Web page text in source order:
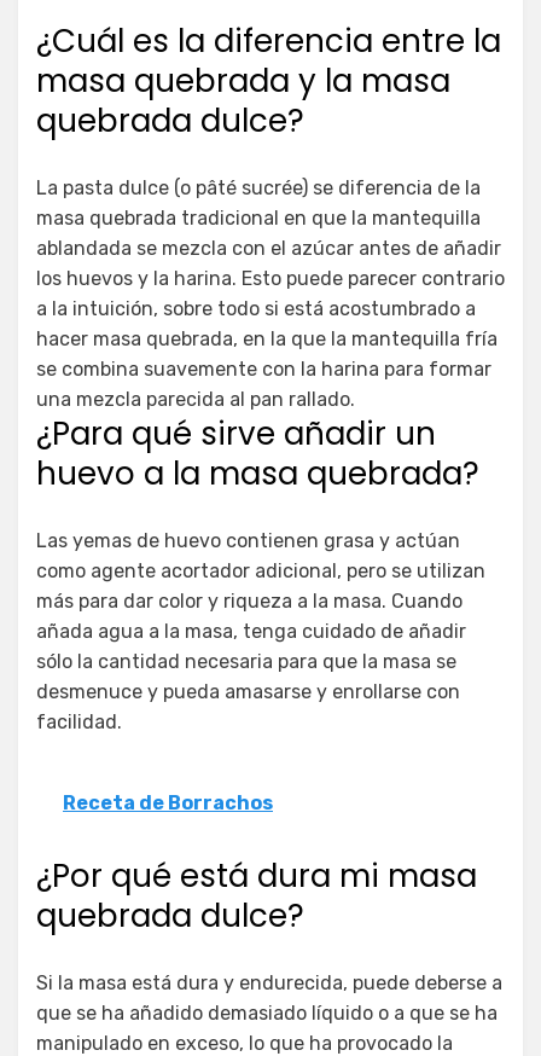
¿Cuál es la diferencia entre la
masa quebrada y la masa
quebrada dulce?
La pasta dulce (o pâté sucrée) se diferencia de la
masa quebrada tradicional en que la mantequilla
ablandada se mezcla con el azúcar antes de añadir
los huevos y la harina. Esto puede parecer contrario
a la intuición, sobre todo si está acostumbrado a
hacer masa quebrada, en la que la mantequilla fría
se combina suavemente con la harina para formar
una mezcla parecida al pan rallado.
¿Para qué sirve añadir un
huevo a la masa quebrada?
Las yemas de huevo contienen grasa y actúan
como agente acortador adicional, pero se utilizan
más para dar color y riqueza a la masa. Cuando
añada agua a la masa, tenga cuidado de añadir
sólo la cantidad necesaria para que la masa se
desmenuce y pueda amasarse y enrollarse con
facilidad.
Receta de Borrachos
¿Por qué está dura mi masa
quebrada dulce?
Si la masa está dura y endurecida, puede deberse a
que se ha añadido demasiado líquido o a que se ha
manipulado en exceso, lo que ha provocado la